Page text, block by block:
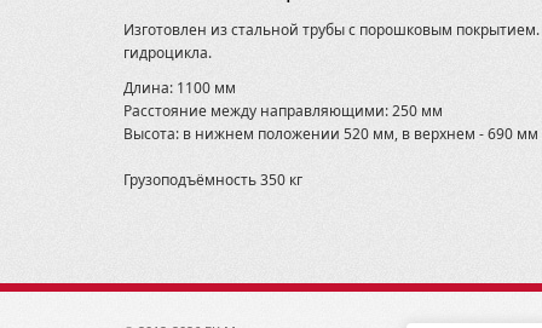
Изготовлен из стальной трубы с порошковым
гидроцикла.
Длина: 1100 мм
Расстояние между направляющими: 250 мм
Высота: в нижнем положении 520 мм, в верхнем - 690 мм
Грузоподъёмность 350 кг